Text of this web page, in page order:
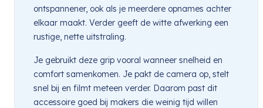
ontspannener, ook als je meerdere opnames achter
elkaar maakt. Verder geeft de witte afwerking een
rustige, nette uitstraling.
Je gebruikt deze grip vooral wanneer snelheid en
comfort samenkomen. Je pakt de camera op, stelt
snel bij en filmt meteen verder. Daarom past dit
accessoire goed bij makers die weinig tijd willen